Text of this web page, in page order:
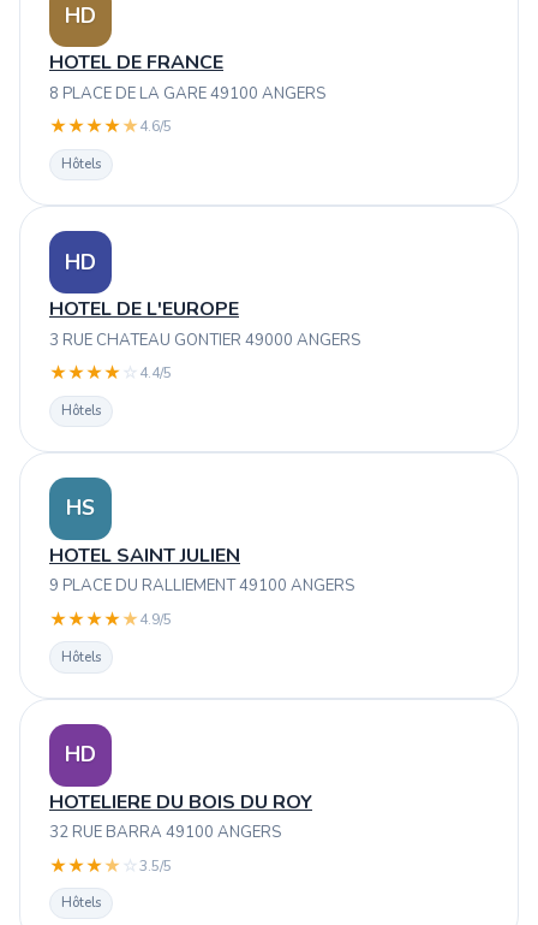
HD
HOTEL DE FRANCE
8 PLACE DE LA GARE 49100 ANGERS
★★★★★4.6/5
Hôtels
HD
HOTEL DE L'EUROPE
3 RUE CHATEAU GONTIER 49000 ANGERS
★★★★ ☆ 4.4/5
Hôtels
HS
HOTEL SAINT JULIEN
9 PLACE DU RALLIEMENT 49100 ANGERS
★★★★★4.9/5
Hôtels
HD
HOTELIERE DU BOIS DU ROY
32 RUE BARRA 49100 ANGERS
★★★★ ☆3.5/5
Hôtels